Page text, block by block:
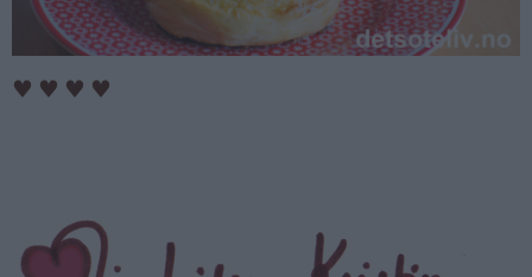
♥ ♥ ♥ ♥